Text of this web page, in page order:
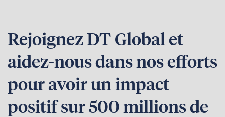
Rejoignez DT Global et
aidez-nous dans nos efforts
pour avoir un impact
positif sur 500 millions de